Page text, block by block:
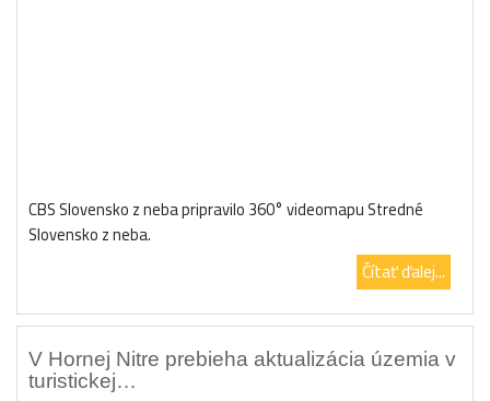
CBS Slovensko z neba pripravilo 360° videomapu Stredné
Slovensko z neba.
Čítať ďalej...
V Hornej Nitre prebieha aktualizácia územia v
turistickej…